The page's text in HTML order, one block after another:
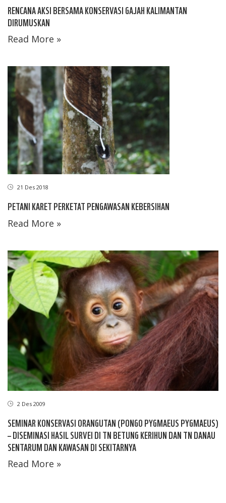
RENCANA AKSI BERSAMA KONSERVASI GAJAH KALIMANTAN
DIRUMUSKAN
Read More »
21 Des 2018
PETANI KARET PERKETAT PENGAWASAN KEBERSIHAN
Read More »
2 Des 2009
SEMINAR KONSERVASI ORANGUTAN (PONGO PYGMAEUS PYGMAEUS)
– DISEMINASI HASIL SURVEI DI TN BETUNG KERIHUN DAN TN DANAU
SENTARUM DAN KAWASAN DI SEKITARNYA
Read More »